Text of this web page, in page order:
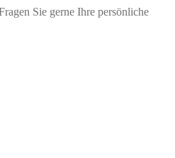
Sie gerne Ihre persönliche